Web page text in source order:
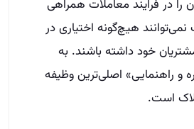
در فرایند معاملات همراهی
هیچ‌گونه اختیاری در
خود داشته باشند. به
راهنمایی» اصلی‌ترین وظیفه
است.